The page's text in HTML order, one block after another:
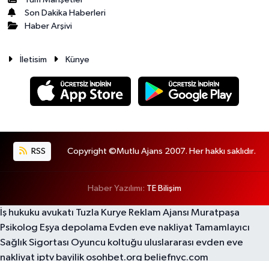
Son Dakika Haberleri
Haber Arşivi
İletisim Künye
RSS Copyright ©Mutlu Ajans 2007. Her hakkı saklıdır.
Haber Yazılımı: TE Bilişim
İş hukuku avukatı Tuzla Kurye Reklam Ajansı Muratpaşa
Psikolog Eşya depolama Evden eve nakliyat Tamamlayıcı
Sağlık Sigortası Oyuncu koltuğu uluslararası evden eve
nakliyat iptv bayilik osohbet.org beliefnyc.com